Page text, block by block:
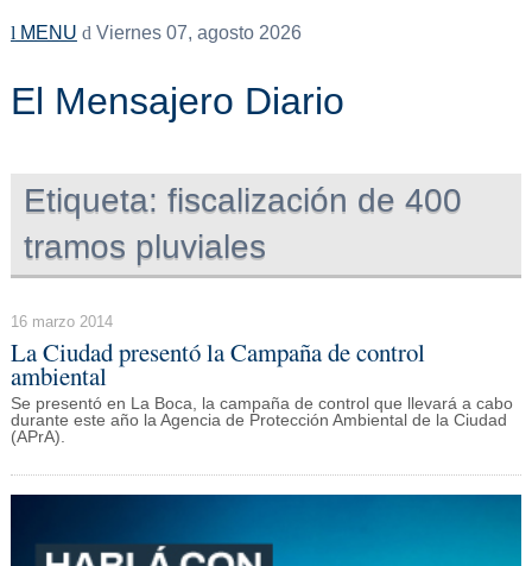
MENU Viernes 07, agosto 2026
El Mensajero Diario
Etiqueta: fiscalización de 400
tramos pluviales
16 marzo 2014
La Ciudad presentó la Campaña de control
ambiental
Se presentó en La Boca, la campaña de control que llevará a cabo
durante este año la Agencia de Protección Ambiental de la Ciudad
(APrA).